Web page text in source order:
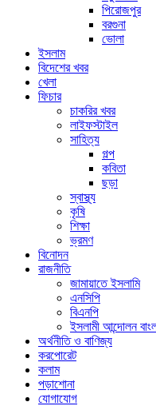
পিরোজপুর
বরগুনা
ভোলা
ইসলাম
বিদেশের খবর
খেলা
ফিচার
চাকরির খবর
লাইফস্টাইল
সাহিত্য
গল্প
কবিতা
ছড়া
স্বাস্থ্য
কৃষি
শিক্ষা
ভ্রমণ
বিনোদন
রাজনীতি
জামায়াতে ইসলামি
এনসিপি
বিএনপি
ইসলামী আন্দোলন
অর্থনীতি ও বাণিজ্য
করপোরেট
কলাম
পড়াশোনা
যোগাযোগ